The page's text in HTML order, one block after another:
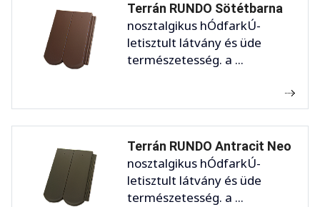
Terrán RUNDO Sötétbarna
nosztalgikus hÓdfarkÚ-
letisztult látvány és üde
természetesség. a ...
Terrán RUNDO Antracit Neo
nosztalgikus hÓdfarkÚ-
letisztult látvány és üde
természetesség. a ...